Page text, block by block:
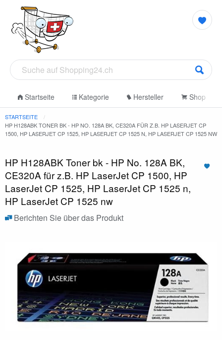
Startseite Kategorie Hersteller Shop
STARTSEITE
HP H128ABK TONER BK - HP NO. 128A BK, CE320A FÜR Z.B. HP LASERJET CP
1500, HP LASERJET CP 1525, HP LASERJET CP 1525 N, HP LASERJET CP 1525 NW
HP H128ABK Toner bk - HP No. 128A BK,
CE320A für z.B. HP LaserJet CP 1500, HP
LaserJet CP 1525, HP LaserJet CP 1525 n,
HP LaserJet CP 1525 nw
Berichten Sie über das Produkt